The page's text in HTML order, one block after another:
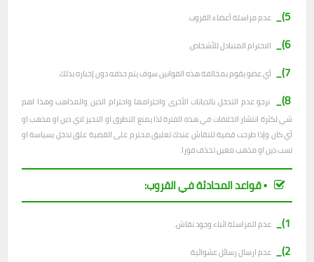
5)_ عدم مراسلة أعضاء القروب.
6)_ الاحترام المتبادل للأشخاص.
7)_ أي عضو يقوم بمخالفة هذه القوانين سوف يتم حذفه دون إخباره بذلك.
8)_
نرجو عدم التدخل بالديانات الأخرى واحترامها واحترام الدين والمذاهب وهذا اهم
شي لكثرة انتشار الخلافات في هذه الفترة لذا يمنع التطرق او التحيز لاي دين او مذهب او
أي كان وإذا طرحت قضية للنقاش عندك تعليق محترم على القضية علق تدخل بسياسة او
تسب دين او مذهب معين تحذف فورا.
▪︎ قواعد المحادثة في القروب:
1)_
عدم المراسلة اثناء وجود نقاش.
2)_ عدم ارسال رسائل عشوائية.